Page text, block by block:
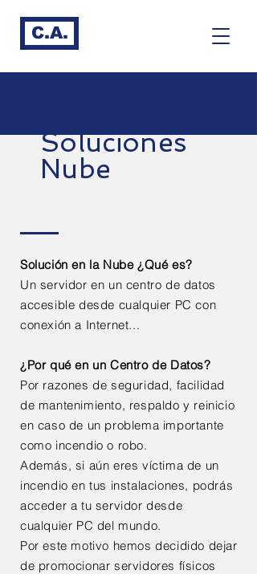
C.A.
Soluciones
Nube
Solución en la Nube ¿Qué es?
Un servidor en un centro de datos
accesible desde cualquier PC con
conexión a Internet...
¿Por qué en un Centro de Datos?
Por razones de seguridad, facilidad
de mantenimiento, respaldo y reinicio
en caso de un problema importante
como incendio o robo.
Además, si aún eres víctima de un
incendio en tus instalaciones, podrás
acceder a tu servidor desde
cualquier PC del mundo.
Por este motivo hemos decidido dejar
de promocionar servidores físicos